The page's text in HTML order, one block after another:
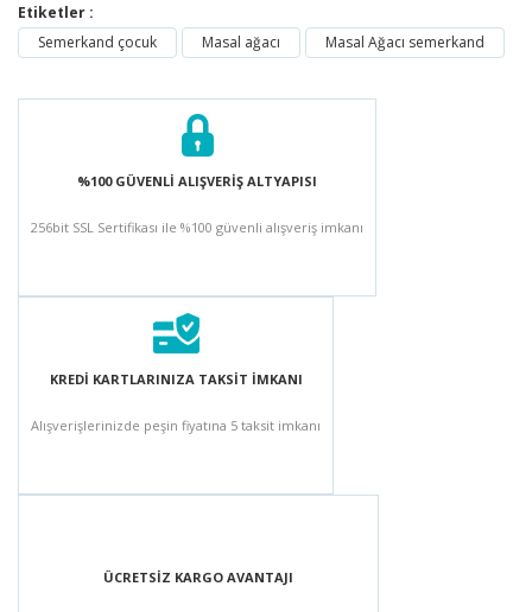
Etiketler :
Semerkand çocuk
Masal ağacı Masal Ağacı semerkand
%100 GÜVENLİ ALIŞVERİŞ ALTYAPISI
256bit SSL Sertifikası ile %100 güvenli alışveriş imkanı
KREDİ KARTLARINIZA TAKSİT İMKANI
Alışverişlerinizde peşin fiyatına 5 taksit imkanı
ÜCRETSİZ KARGO AVANTAJI